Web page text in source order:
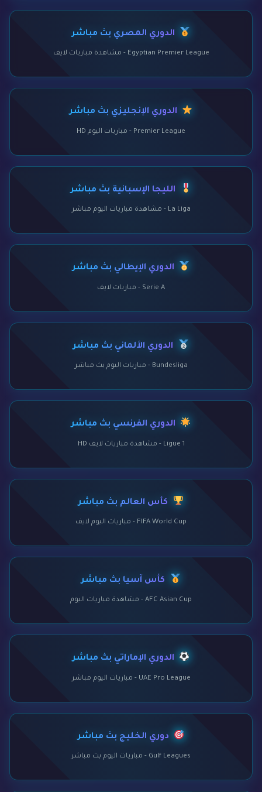
الدوري المصري بث مباشر
Egyptian Premier League - مشاهدة مباريات لايف
الدوري الإنجليزي بث مباشر
Premier League - مباريات اليوم HD
الليجا الإسبانية بث مباشر
La Liga - مشاهدة مباريات اليوم مباشر
الدوري الإيطالي بث مباشر
Serie A - مباريات لايف
الدوري الألماني بث مباشر
Bundesliga - مباريات اليوم بث مباشر
الدوري الفرنسي بث مباشر
Ligue 1 - مشاهدة مباريات لايف HD
كأس العالم بث مباشر
FIFA World Cup - مباريات اليوم لايف
كأس آسيا بث مباشر
AFC Asian Cup - مشاهدة مباريات اليوم
الدوري الإماراتي بث مباشر
UAE Pro League - مباريات اليوم مباشر
دوري الخليج بث مباشر
Gulf Leagues - مباريات اليوم بث مباشر